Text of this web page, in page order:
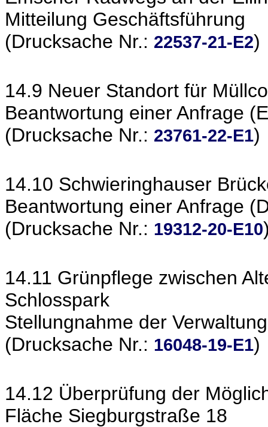
Mitteilung Geschäftsführung
(Drucksache Nr.: 22537-21-E2)
14.9 Neuer Standort für
Beantwortung einer Anfrage
(Drucksache Nr.: 23761-22-E1)
14.10 Schwieringhauser
Beantwortung einer Anfrage
(Drucksache Nr.: 19312-20-E10
14.11 Grünpflege zwischen
Schlosspark
Stellungnahme der Verwaltung
(Drucksache Nr.: 16048-19-E1)
14.12 Überprüfung der
Fläche Siegburgstraße 18